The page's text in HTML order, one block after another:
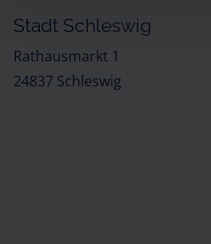
Stadt Schleswig
Rathausmarkt 1
24837 Schleswig